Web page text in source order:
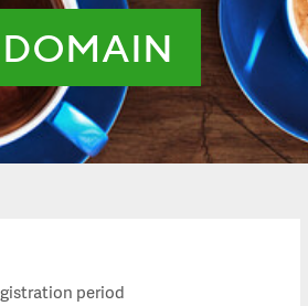
period